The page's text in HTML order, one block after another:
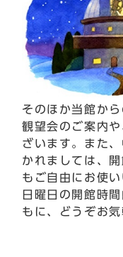
そのほか当館か
観望会のご案内
ざいます。また
かれましては、
もご自由にお使
日曜日の開館時
もに、どうぞお